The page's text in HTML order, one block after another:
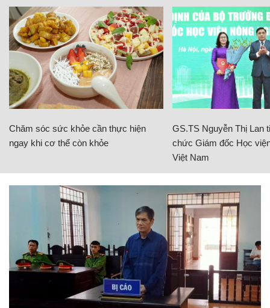
Chăm sóc sức khỏe cần thực hiện
ngay khi cơ thể còn khỏe
GS.TS Nguyễn Thị Lan
chức Giám đốc Học
Việt Nam